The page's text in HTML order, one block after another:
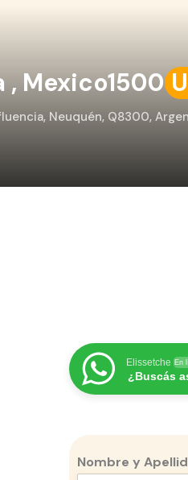
Mexico1500
Neuquén, Q8300,
Elissetche En
¿Buscás
Nombre y